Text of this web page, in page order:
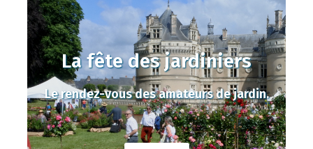
La fête des jardiniers
Le rendez-vous des amateurs de jardin.